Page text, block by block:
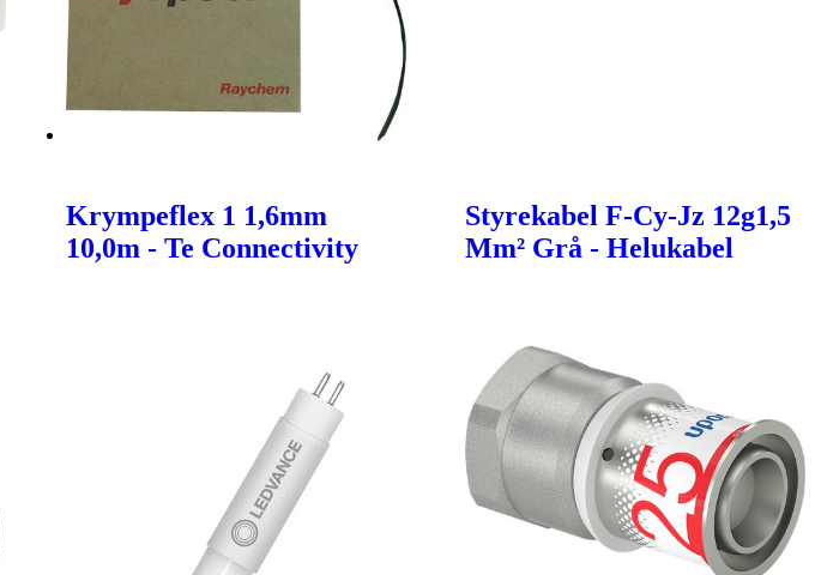
Krympeflex 1 1,6mm
10,0m - Te Connectivity
Styrekabel F-Cy-Jz 12g1,5
Mm² Grå - Helukabel